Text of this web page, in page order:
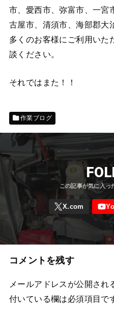
市、愛西市、弥富市、一宮
古屋市、清須市、海部郡大
多くのお客様にご利用いた
談ください。
それではまた！！
作業ブログ
コメントを残す
メールアドレスが公開され
付いている欄は必須項目で